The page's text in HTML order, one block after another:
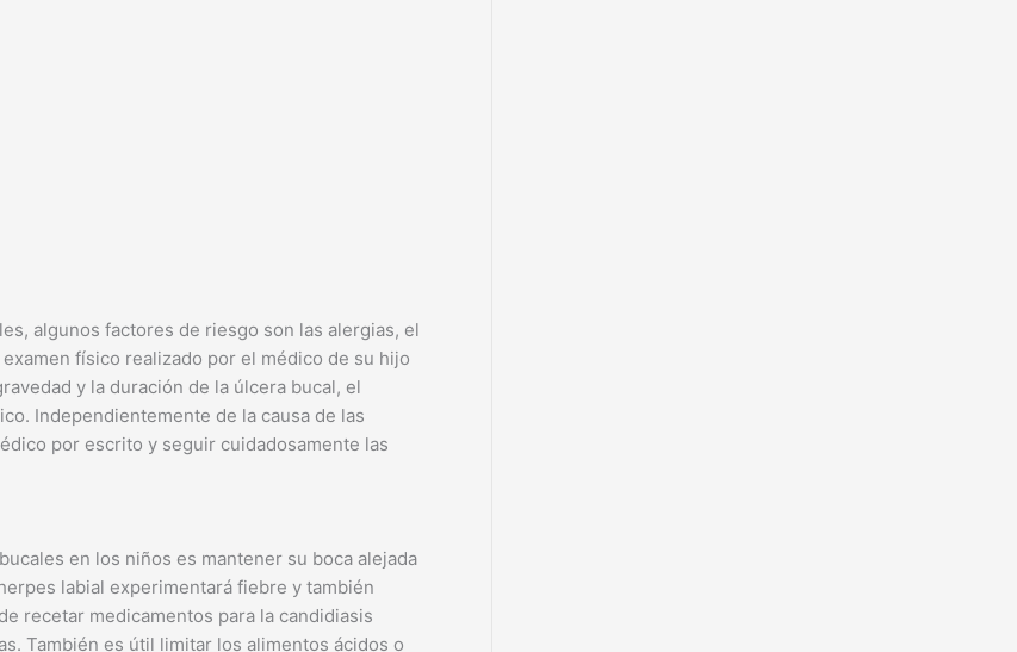
algunos factores de riesgo son las alergias, el
físico realizado por el médico de su hijo
y la duración de la úlcera bucal, el
Independientemente de la causa de las
por escrito y seguir cuidadosamente las
en los niños es mantener su boca alejada
labial experimentará fiebre y también
recetar medicamentos para la candidiasis
También es útil limitar los alimentos ácidos o